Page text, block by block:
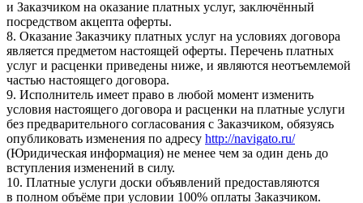
и Заказчиком на оказание платных услуг, заключённый
посредством акцепта оферты.
8. Оказание Заказчику платных услуг на условиях договора
является предметом настоящей оферты. Перечень платных
услуг и расценки приведены ниже, и являются неотъемлемой
частью настоящего договора.
9. Исполнитель имеет право в любой момент изменить
условия настоящего договора и расценки на платные услуги
без предварительного согласования с Заказчиком, обязуясь
опубликовать изменения по адресу http://navigato.ru/
(Юридическая информация) не менее чем за один день до
вступления изменений в силу.
10. Платные услуги доски объявлений предоставляются
в полном объёме при условии 100% оплаты Заказчиком.